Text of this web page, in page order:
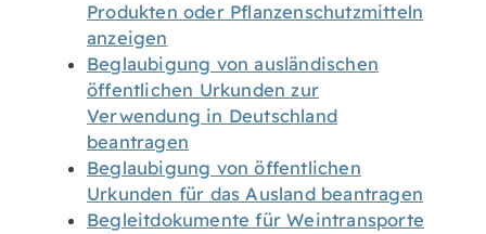
Produkten oder Pflanzenschutzmitteln
anzeigen
Beglaubigung von ausländischen
öffentlichen Urkunden zur
Verwendung in Deutschland
beantragen
Beglaubigung von öffentlichen
Urkunden für das Ausland beantragen
Begleitdokumente für Weintransporte